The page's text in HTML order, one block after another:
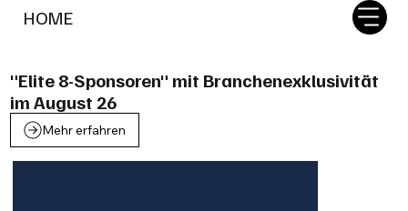
HOME
"Elite 8-Sponsoren" mit Branchenexklusivität
im August 26
Mehr erfahren